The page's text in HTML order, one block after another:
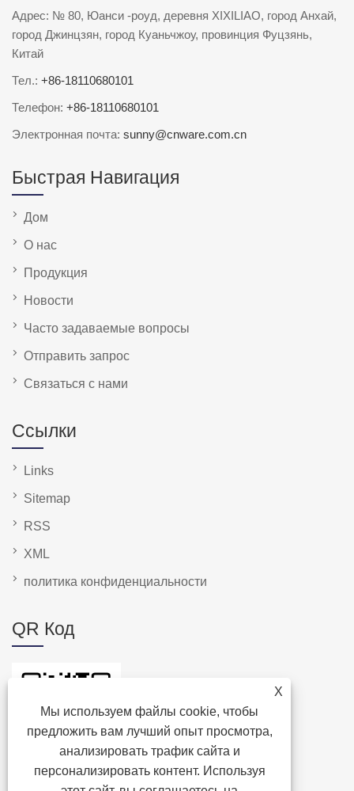
X
Мы используем файлы cookie, чтобы
предложить вам лучший опыт просмотра,
анализировать трафик сайта и
персонализировать контент. Используя
Адрес: № 80, Юанси -роуд, деревня XIXILIAO, город Анхай,
город Джинцзян, город Куаньчжоу, провинция Фуцзянь,
Китай
Тел.: +86-18110680101
Телефон: +86-18110680101
Электронная почта: sunny@cnware.com.cn
Быстрая Навигация
Дом
О нас
Продукция
Новости
Часто задаваемые вопросы
Отправить запрос
Связаться с нами
Ссылки
Links
Sitemap
RSS
XML
политика конфиденциальности
QR Код